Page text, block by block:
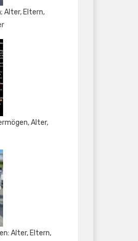
Alter, Eltern,
Alter,
Alter, Eltern,